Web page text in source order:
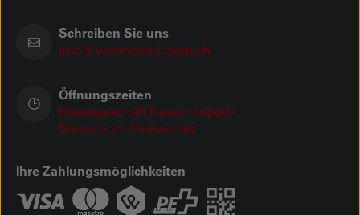
Schreiben Sie uns
info@vonmoos-luzern.ch
Öffnungszeiten
Hauptgeschäft Kasernenplatz
Showroom Seetalplatz
Ihre Zahlungsmöglichkeiten